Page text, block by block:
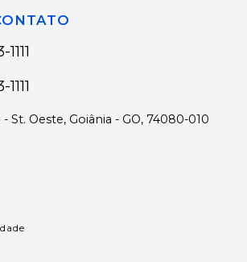
- St. Oeste, Goiânia - GO, 74080-010